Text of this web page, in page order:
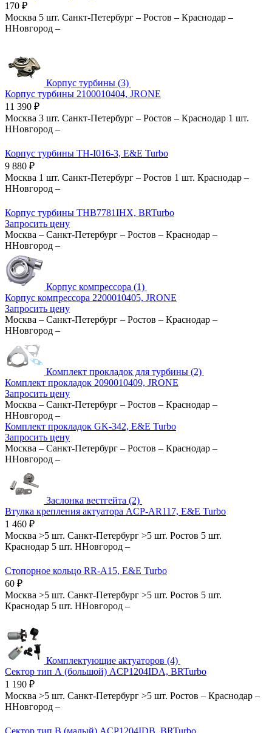
170 ₽
Москва 5 шт. Санкт-Петербург – Ростов – Краснодар –
ННовгород –
Корпус турбины (3)
Корпус турбины 2100010404, JRONE
11 390 ₽
Москва 3 шт. Санкт-Петербург – Ростов – Краснодар 1 шт.
ННовгород –
Корпус турбины TH-I016-3, E&E Turbo
9 880 ₽
Москва 1 шт. Санкт-Петербург – Ростов 1 шт. Краснодар –
ННовгород –
Корпус турбины THB7781IHX, BRTurbo
Запросить цену
Москва – Санкт-Петербург – Ростов – Краснодар –
ННовгород –
Корпус компрессора (1)
Корпус компрессора 2200010405, JRONE
Запросить цену
Москва – Санкт-Петербург – Ростов – Краснодар –
ННовгород –
Комплект прокладок для турбины (2)
Комплект прокладок 2090010409, JRONE
Запросить цену
Москва – Санкт-Петербург – Ростов – Краснодар –
ННовгород –
Комплект прокладок GK-342, E&E Turbo
Запросить цену
Москва – Санкт-Петербург – Ростов – Краснодар –
ННовгород –
Заслонка вестгейта (2)
Втулка крепления актуатора ACP-AR117, E&E Turbo
1 460 ₽
Москва >5 шт. Санкт-Петербург >5 шт. Ростов 5 шт.
Краснодар 5 шт. ННовгород –
Стопорное кольцо RR-A15, E&E Turbo
60 ₽
Москва >5 шт. Санкт-Петербург >5 шт. Ростов 5 шт.
Краснодар 5 шт. ННовгород –
Комплектующие актуаторов (4)
Сектор тип А (большой) ACP1204IDA, BRTurbo
1 190 ₽
Москва >5 шт. Санкт-Петербург >5 шт. Ростов – Краснодар –
ННовгород –